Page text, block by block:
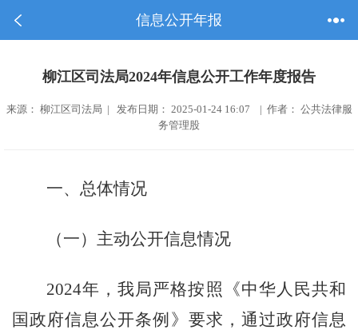
信息公开年报
柳江区司法局2024年信息公开工作年度报告
来源： 柳江区司法局 | 发布日期： 2025-01-24 16:07 | 作者： 公共法律服
务管理股
一、 总体情况
（一） 主动公开信息情况
2024年，我局严格按照《中华人民共和
国政府信息公开条例》要求，通过政府信息